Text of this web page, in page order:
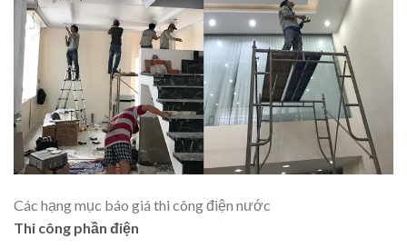
Các hạng mục báo giá thi công điện nước
Thi công phần điện